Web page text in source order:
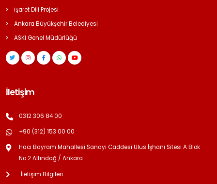
İşaret Dili Projesi
Ankara Büyükşehir Belediyesi
ASKİ Genel Müdürlüğü
İletişim
0312 306 84 00
+90 (312) 153 00 00
Hacı Bayram Mahallesi Sanayi Caddesi Ulus İşhanı Sitesi A Blok
No:2 Altındağ / Ankara
İletişim Bilgileri